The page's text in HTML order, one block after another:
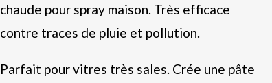
chaude pour spray maison. Très efficace
contre traces de pluie et pollution.
Parfait pour vitres très sales. Crée une pâte